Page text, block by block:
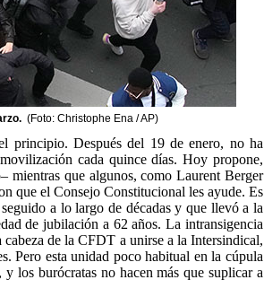
(Foto: Christophe Ena / AP)
principio. Después del 19 de enero, no ha
cada quince días. Hoy propone,
mientras que algunos, como Laurent Berger
que el Consejo Constitucional les ayude. Es
a lo largo de décadas y que llevó a la
de jubilación a 62 años. La intransigencia
de la CFDT a unirse a la Intersindical,
Pero esta unidad poco habitual en la cúpula
los burócratas no hacen más que suplicar a